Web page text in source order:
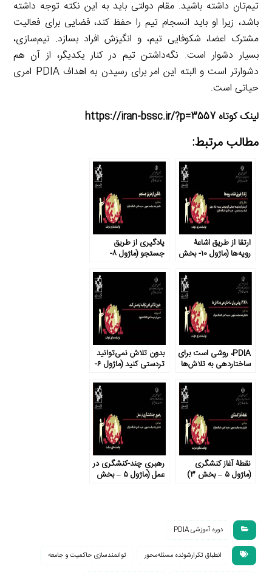
تیم‌تان داشته باشید. مقام دولتی باید به این نکته توجه داشته
باشد، زیرا او باید انسجام تیم را حفظ کند، فضایی برای فعالیت
مشترک اعضا، شکوفایی تیم، و انگیزش افراد بسازد. تیم‌سازی،
بسیار دشوار است. نگه‌داشتن تیم در کنار یکدیگر، از آن هم
دشوارتر است و البته این امر برای رسیدن به اهداف PDIA امری
حیاتی است.
لینک کوتاه https://iran-bssc.ir/?p=3557
مطالب مرتبط:
ارتقا از طریق اشاعۀ
رویه‌ها (ماژول ۱۰- بخش
یادگیری از طریق
جستجو (ماژول ۸-
PDIA، روشی است برای
ساختاردهی به تلاش‌ها
بدون تلاش نمی‌توانید
تردستی کنید (ماژول ۶-
نقطۀ آغاز کنشگری
(ماژول ۵ – بخش ۳)
رهبریِ چند-کنشگری در
عمل (ماژول ۵ – بخش
دوره آموزشی PDIA
انطباق تکرارشونده مسئله‌محور توانمندسازی حاکمیت و جامعه